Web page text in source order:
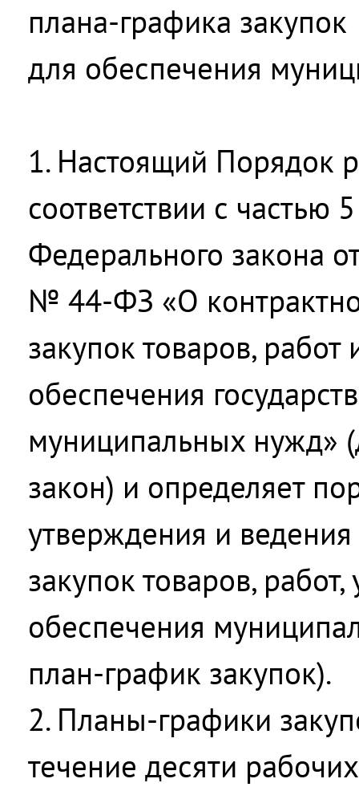
плана-графика закупок
для обеспечения
1. Настоящий Порядок
соответствии с частью
Федерального закона
№ 44-ФЗ «О
закупок товаров, работ
обеспечения
муниципальных нужд»
закон) и определяет
утверждения и
закупок товаров, работ,
обеспечения
план-график закупок).
2. Планы-графики
течение десяти